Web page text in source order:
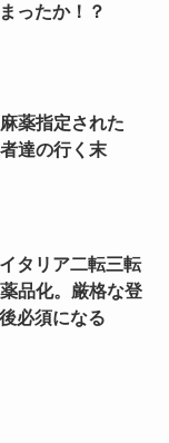
ったか！？
薬指定された
達の行く末
タリア二転三転
品化。厳格な登
必須になる